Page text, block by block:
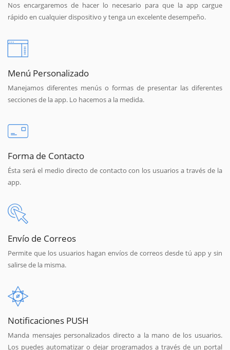
Nos encargaremos de hacer lo necesario para que la app cargue
rápido en cualquier dispositivo y tenga un excelente desempeño.
Menú Personalizado
Manejamos diferentes menús o formas de presentar las diferentes
secciones de la app. Lo hacemos a la medida.
Forma de Contacto
Ésta será el medio directo de contacto con los usuarios a través de la
app.
Envío de Correos
Permite que los usuarios hagan envíos de correos desde tú app y sin
salirse de la misma.
Notificaciones PUSH
Manda mensajes personalizados directo a la mano de los usuarios.
Los puedes automatizar o dejar programados a través de un portal